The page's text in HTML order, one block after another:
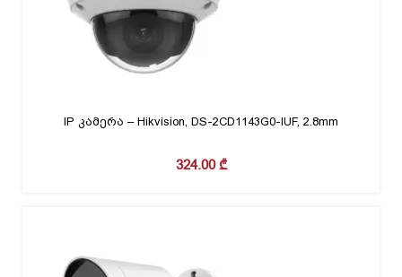
IP კამერა – Hikvision, DS-2CD1143G0-IUF, 2.8mm
324.00₾